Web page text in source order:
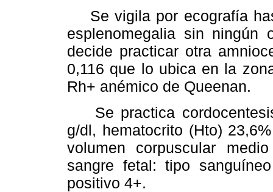
Se vigila por ecografía
esplenomegalia sin ningún
decide practicar otra
0,116 que lo ubica en la
Rh+ anémico de Queenan.
Se practica
g/dl, hematocrito (Hto)
volumen corpuscular
sangre fetal: tipo
positivo 4+.